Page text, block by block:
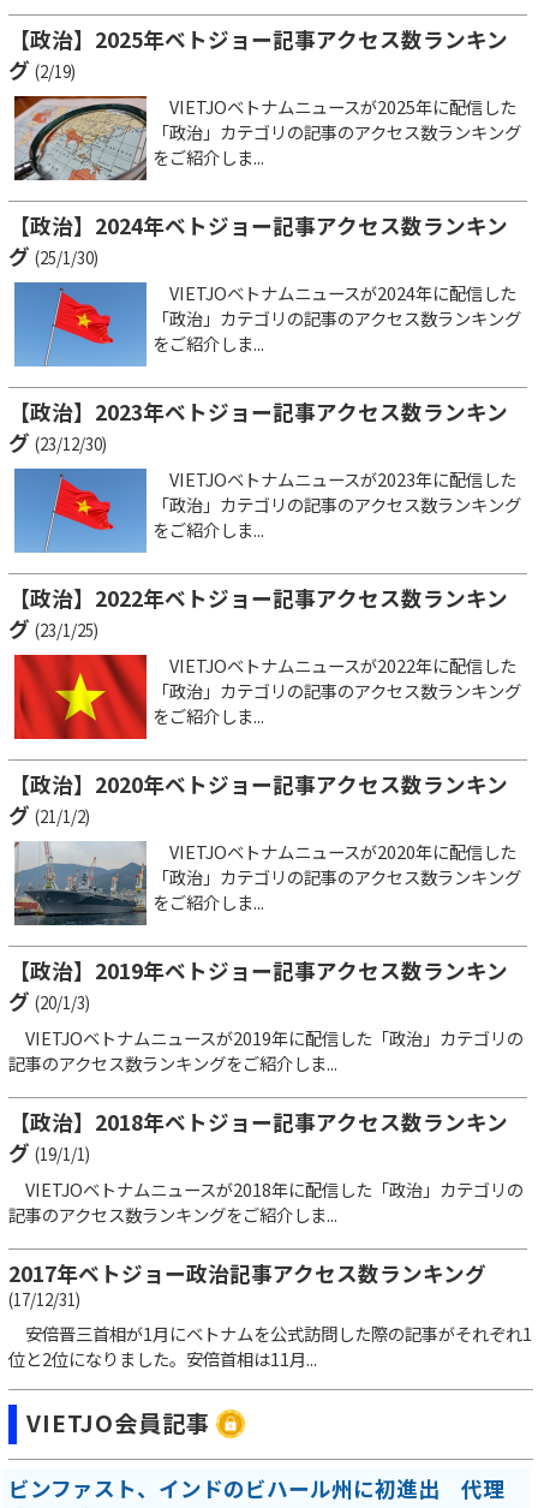
【政治】2025年ベトジョー記事アクセス数ランキン
グ (2/19)
VIETJOベトナムニュースが2025年に配信した
「政治」カテゴリの記事のアクセス数ランキング
をご紹介しま...
【政治】2024年ベトジョー記事アクセス数ランキン
グ (25/1/30)
VIETJOベトナムニュースが2024年に配信した
「政治」カテゴリの記事のアクセス数ランキング
をご紹介しま...
【政治】2023年ベトジョー記事アクセス数ランキン
グ (23/12/30)
VIETJOベトナムニュースが2023年に配信した
「政治」カテゴリの記事のアクセス数ランキング
をご紹介しま...
【政治】2022年ベトジョー記事アクセス数ランキン
グ (23/1/25)
VIETJOベトナムニュースが2022年に配信した
「政治」カテゴリの記事のアクセス数ランキング
をご紹介しま...
【政治】2020年ベトジョー記事アクセス数ランキン
グ (21/1/2)
VIETJOベトナムニュースが2020年に配信した
「政治」カテゴリの記事のアクセス数ランキング
をご紹介しま...
【政治】2019年ベトジョー記事アクセス数ランキン
グ (20/1/3)
VIETJOベトナムニュースが2019年に配信した「政治」カテゴリの
記事のアクセス数ランキングをご紹介しま...
【政治】2018年ベトジョー記事アクセス数ランキン
グ (19/1/1)
VIETJOベトナムニュースが2018年に配信した「政治」カテゴリの
記事のアクセス数ランキングをご紹介しま...
2017年ベトジョー政治記事アクセス数ランキング
(17/12/31)
安倍晋三首相が1月にベトナムを公式訪問した際の記事がそれぞれ1
位と2位になりました。安倍首相は11月...
VIETJO会員記事
ビンファスト、インドのビハール州に初進出 代理